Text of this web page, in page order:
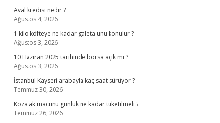
Aval kredisi nedir ?
Ağustos 4, 2026
1 kilo köfteye ne kadar galeta unu konulur ?
Ağustos 3, 2026
10 Haziran 2025 tarihinde borsa açık mı ?
Ağustos 3, 2026
İstanbul Kayseri arabayla kaç saat sürüyor ?
Temmuz 30, 2026
Kozalak macunu günlük ne kadar tüketilmeli ?
Temmuz 26, 2026